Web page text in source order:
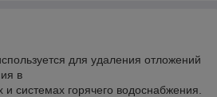
для удаления отложений
в
системах горячего водоснабжения.